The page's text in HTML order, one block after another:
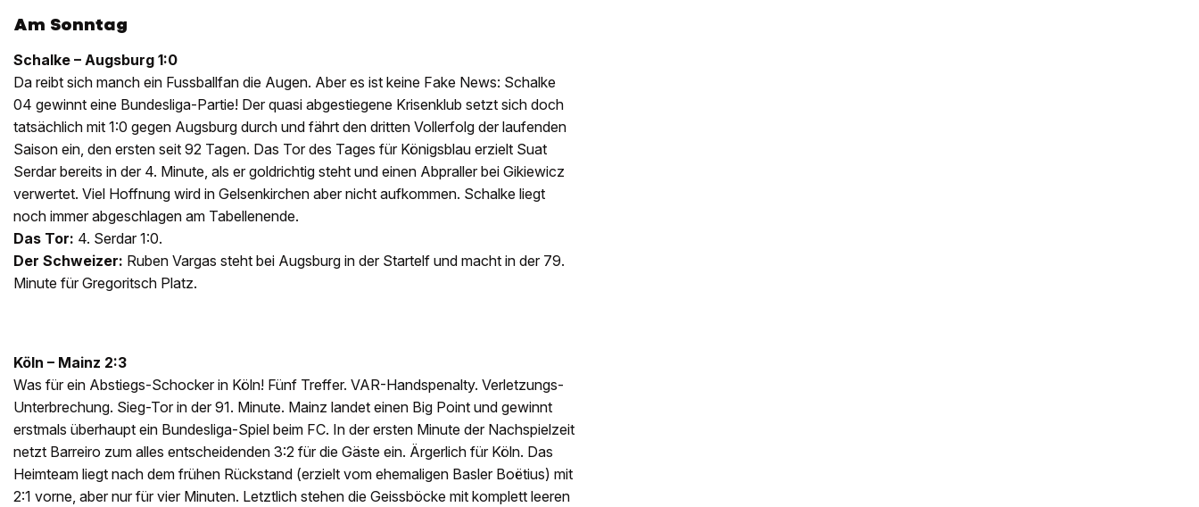
Am Sonntag
Schalke – Augsburg 1:0
Da reibt sich manch ein Fussballfan die Augen. Aber es ist keine Fake News: Schalke
04 gewinnt eine Bundesliga-Partie! Der quasi abgestiegene Krisenklub setzt sich doch
tatsächlich mit 1:0 gegen Augsburg durch und fährt den dritten Vollerfolg der laufenden
Saison ein, den ersten seit 92 Tagen. Das Tor des Tages für Königsblau erzielt Suat
Serdar bereits in der 4. Minute, als er goldrichtig steht und einen Abpraller bei Gikiewicz
verwertet. Viel Hoffnung wird in Gelsenkirchen aber nicht aufkommen. Schalke liegt
noch immer abgeschlagen am Tabellenende.
Das Tor: 4. Serdar 1:0.
Der Schweizer: Ruben Vargas steht bei Augsburg in der Startelf und macht in der 79.
Minute für Gregoritsch Platz.
Köln – Mainz 2:3
Was für ein Abstiegs-Schocker in Köln! Fünf Treffer. VAR-Handspenalty. Verletzungs-
Unterbrechung. Sieg-Tor in der 91. Minute. Mainz landet einen Big Point und gewinnt
erstmals überhaupt ein Bundesliga-Spiel beim FC. In der ersten Minute der Nachspielzeit
netzt Barreiro zum alles entscheidenden 3:2 für die Gäste ein. Ärgerlich für Köln. Das
Heimteam liegt nach dem frühen Rückstand (erzielt vom ehemaligen Basler Boëtius) mit
2:1 vorne, aber nur für vier Minuten. Letztlich stehen die Geissböcke mit komplett leeren